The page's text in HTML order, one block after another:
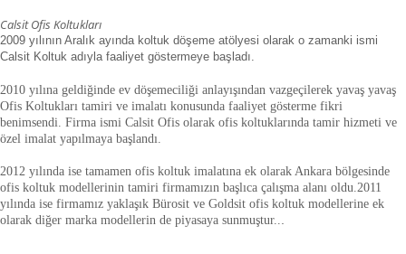
Calsit Ofis Koltukları
2009 yılının Aralık ayında koltuk döşeme atölyesi olarak o zamanki ismi
Calsit Koltuk adıyla faaliyet göstermeye başladı.
2010 yılına geldiğinde ev döşemeciliği anlayışından vazgeçilerek yavaş yavaş
Ofis Koltukları tamiri ve imalatı konusunda faaliyet gösterme fikri
benimsendi. Firma ismi Calsit Ofis olarak ofis koltuklarında tamir hizmeti ve
özel imalat yapılmaya başlandı.
2012 yılında ise tamamen ofis koltuk imalatına ek olarak Ankara bölgesinde
ofis koltuk modellerinin tamiri firmamızın başlıca çalışma alanı oldu.2011
yılında ise firmamız yaklaşık Bürosit ve Goldsit ofis koltuk modellerine ek
olarak diğer marka modellerin de piyasaya sunmuştur...